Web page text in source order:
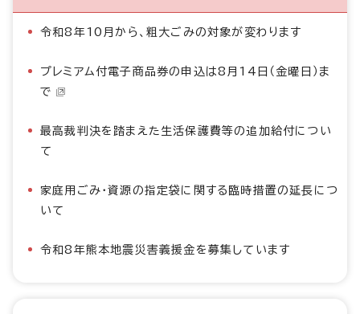
令和8年10月から、粗大ごみの対象が変わります
プレミアム付電子商品券の申込は8月14日（金曜日）ま
で
最高裁判決を踏まえた生活保護費等の追加給付につい
て
家庭用ごみ・資源の指定袋に関する臨時措置の延長につ
いて
令和8年熊本地震災害義援金を募集しています